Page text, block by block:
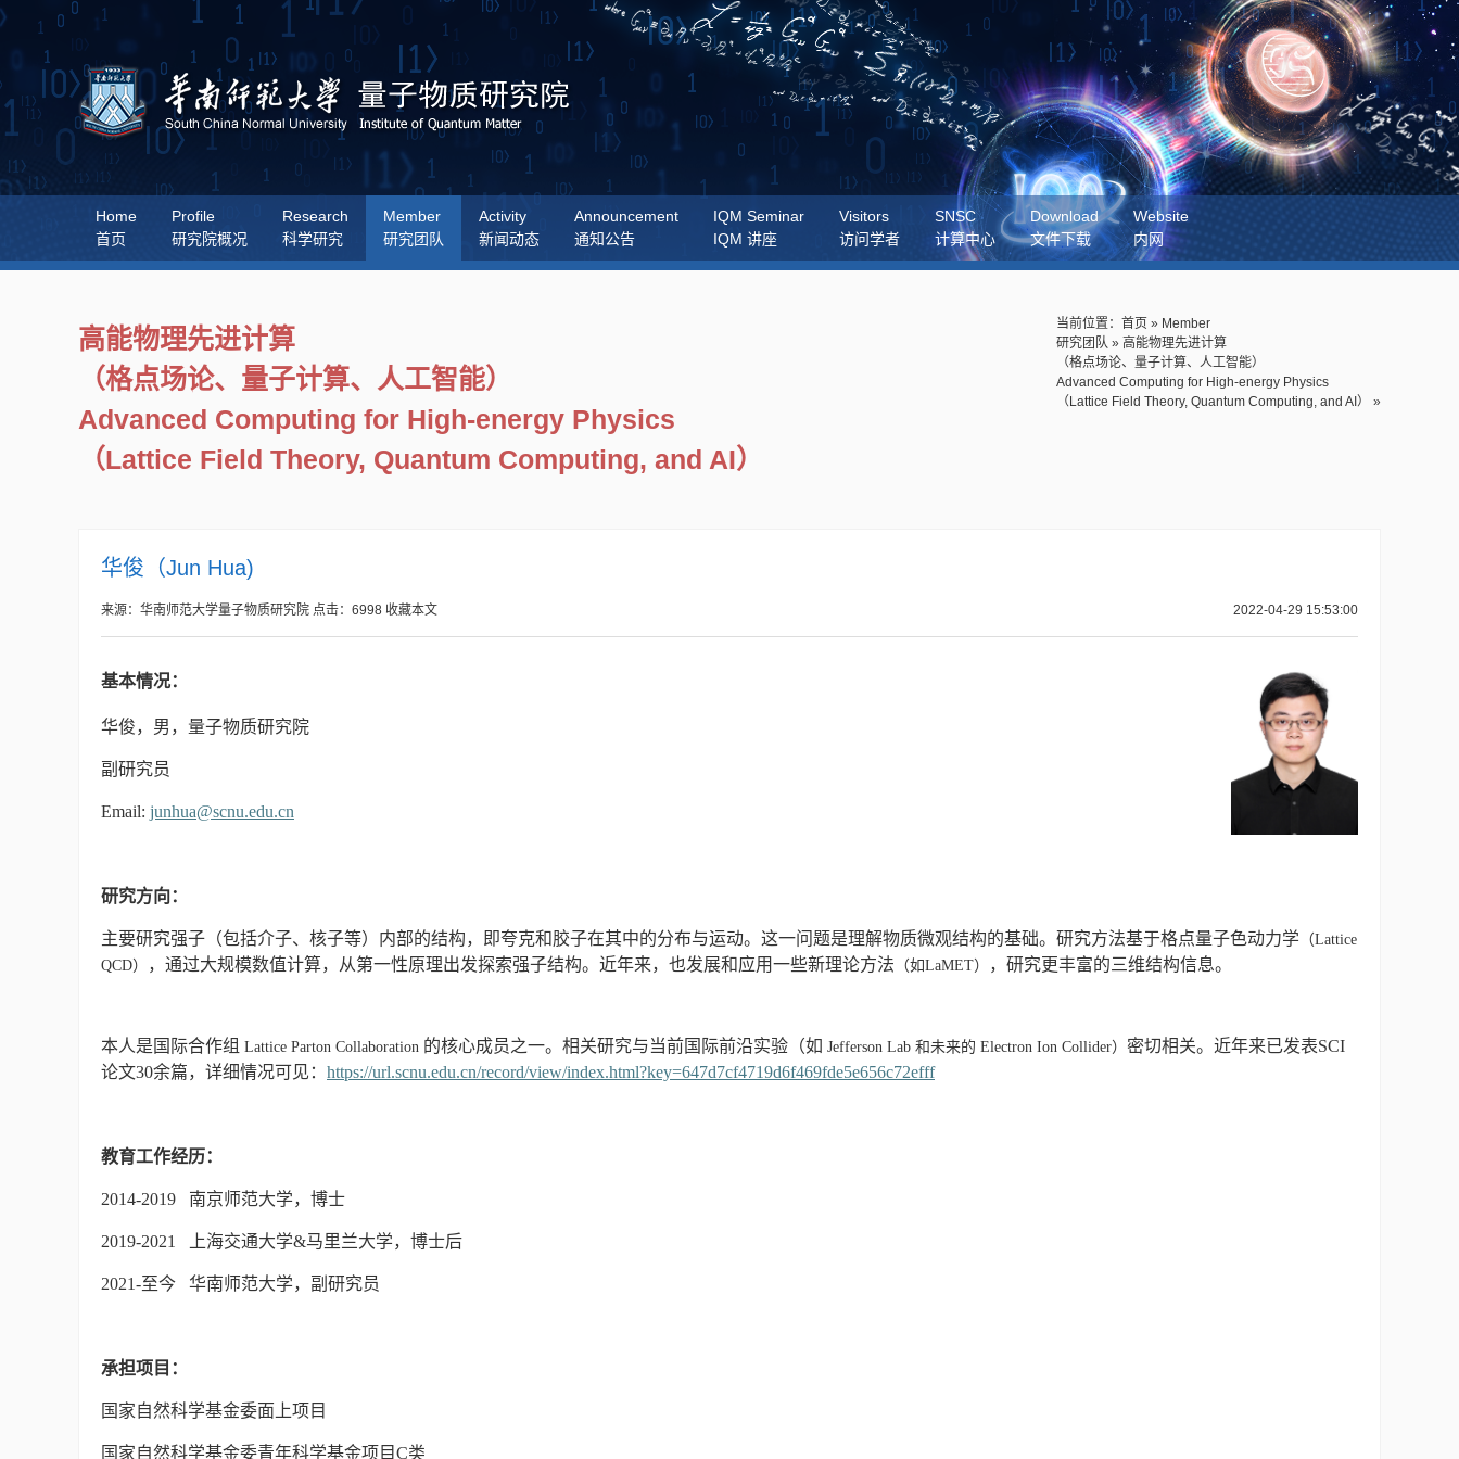
Home
首页
Profile
研究院概况
Research
科学研究
Member
研究团队
Activity
新闻动态
Announcement
通知公告
IQM Seminar
IQM 讲座
Visitors
访问学者
SNSC
计算中心
Download
文件下载
Website
内网
当前位置： 首页 » Member
研究团队 » 高能物理先进计算
（格点场论、量子计算、人工智能）
Advanced Computing for High-energy Physics
（Lattice Field Theory, Quantum Computing, and AI）
»
高能物理先进计算
（格点场论、量子计算、人工智能）
Advanced Computing for High-energy Physics
（Lattice Field Theory, Quantum Computing, and AI）
华俊（Jun Hua)
2022-04-29 15:53:00
来源：华南师范大学量子物质研究院 点击： 6998 收藏本文
基本情况：
华俊，男，量子物质研究院
副研究员
Email: junhua@scnu.edu.cn
研究方向：
主要研究强子（包括介子、核子等）内部的结构，即夸克和胶子在其中的分布与运动。这一问题是理解物质微观结构的基础。研究方法基于格点量子色动力学 （Lattice
QCD）
，通过大规模数值计算，从第一性原理出发探索强子结构。近年来，也发展和应用一些新理论方法 （如LaMET） ，研究更丰富的三维结构信息。
本人是国际合作组 Lattice Parton Collaboration 的核心成员之一。相关研究与当前国际前沿实验（如 Jefferson Lab 和未来的 Electron Ion Collider） 密切相关。近年来已发表SCI
论文30余篇，详细情况可见： https://url.scnu.edu.cn/record/view/index.html?key=647d7cf4719d6f469fde5e656c72efff
教育工作经历：
2014-2019 南京师范大学，博士
2019-2021 上海交通大学&马里兰大学，博士后
2021-至今 华南师范大学，副研究员
承担项目：
国家自然科学基金委面上项目
国家自然科学基金委青年科学基金项目C类